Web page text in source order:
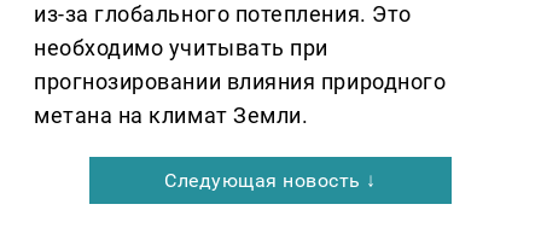
из-за глобального потепления. Это
необходимо учитывать при
прогнозировании влияния природного
метана на климат Земли.
Следующая новость ↓